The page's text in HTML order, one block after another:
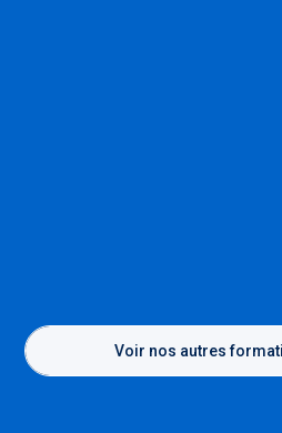
Voir nos autres